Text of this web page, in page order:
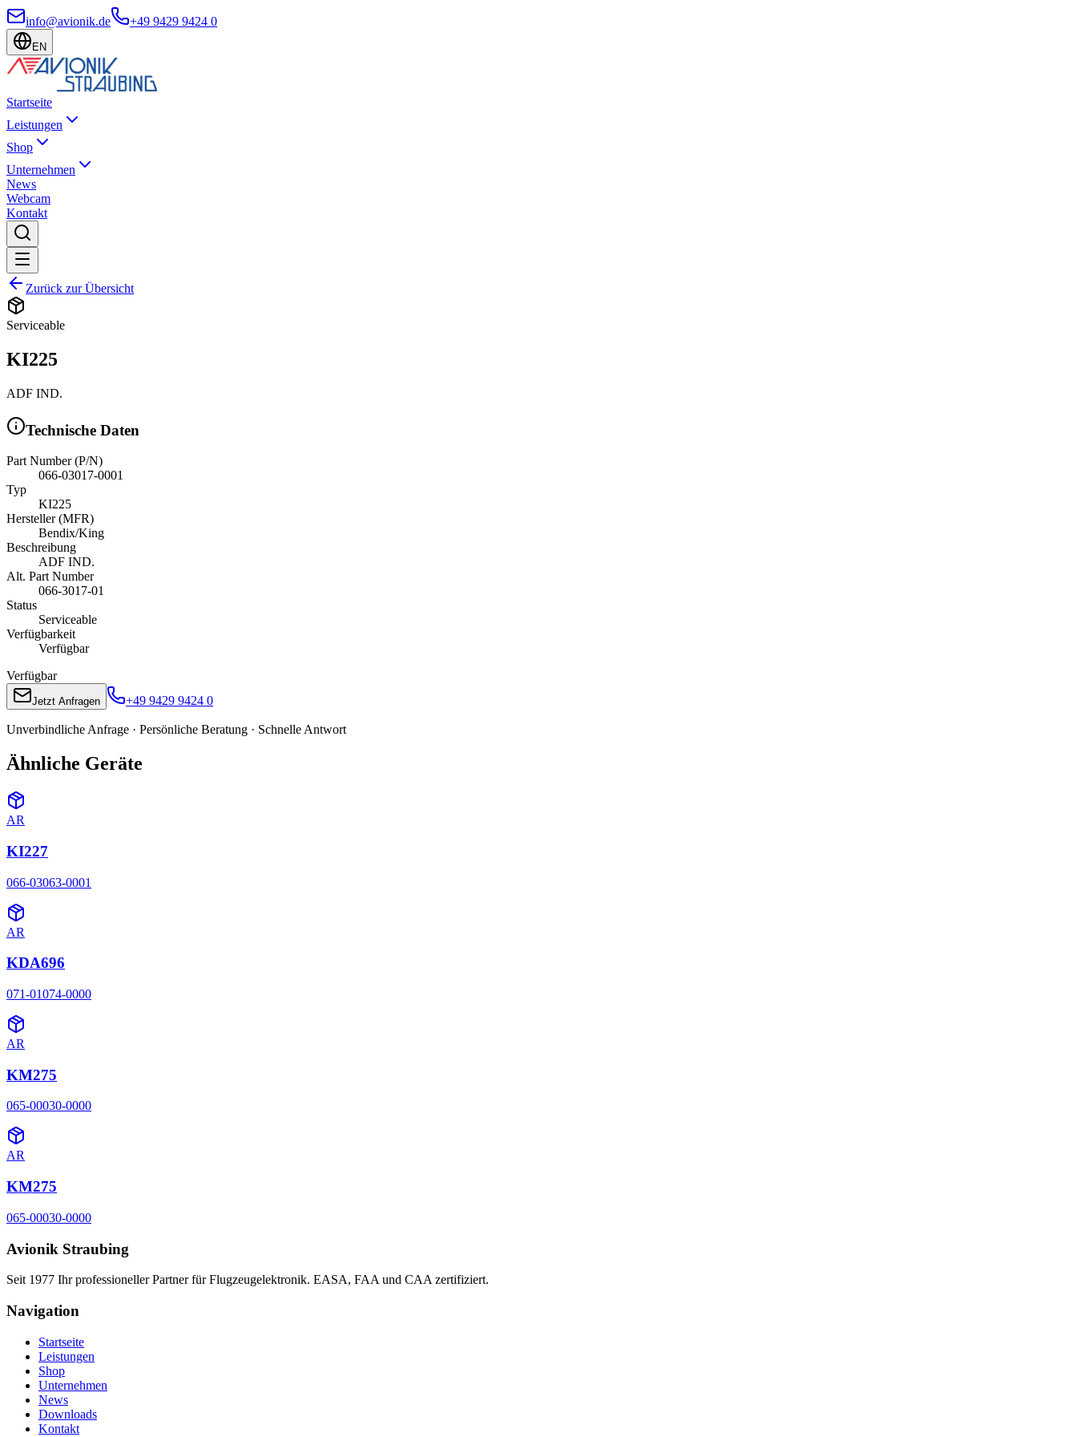
info@avionik.de +49 9429 9424 0
EN
Startseite
Leistungen
Shop
Unternehmen
News
Webcam
Kontakt
Zurück zur Übersicht
Serviceable
KI225
ADF IND.
Technische Daten
Part Number (P/N)
066-03017-0001
Typ
KI225
Hersteller (MFR)
Bendix/King
Beschreibung
ADF IND.
Alt. Part Number
066-3017-01
Status
Serviceable
Verfügbarkeit
Verfügbar
Verfügbar
Jetzt Anfragen +49 9429 9424 0
Unverbindliche Anfrage · Persönliche Beratung · Schnelle Antwort
Ähnliche Geräte
AR
KI227
066-03063-0001
AR
KDA696
071-01074-0000
AR
KM275
065-00030-0000
AR
KM275
065-00030-0000
Avionik Straubing
Seit 1977 Ihr professioneller Partner für Flugzeugelektronik. EASA, FAA und CAA zertifiziert.
Navigation
Startseite
Leistungen
Shop
Unternehmen
News
Downloads
Kontakt